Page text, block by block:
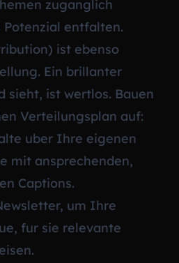
zuganglich
entfalten.
ist ebenso
Ein brillanter
sieht, ist wertlos. Bauen
Verteilungsplan auf:
uber Ihre eigenen
mit ansprechenden,
Captions.
um Ihre
fur sie relevante